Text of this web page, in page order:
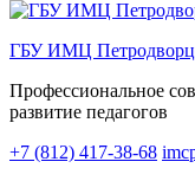
ГБУ ИМЦ
Профессиональное
развитие педагогов
+7 (812) 417-38-68